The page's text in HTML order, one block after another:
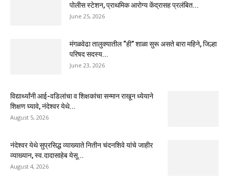
पोलीस स्टेशन, प्राथमिक आरोग्य केंद्रासह प्रलंबित...
June 25, 2026
मंगळवेढा तालुक्यातील “ही” शाळा सुरू असते बारा महिने, जिल्हा
परिषद सदस्य...
June 23, 2026
विद्यार्थ्यांनी आई-वडिलांचा व शिक्षकांचा सन्मान राखून ध्येयाने
शिक्षण घ्यावे, नंदेश्वर येथे...
August 5, 2026
नंदेश्वर येथे सुप्रसिद्ध व्याख्याते नितीन चंदनशिवे यांचे जाहीर
व्याख्यान, स्व.दादासाहेब येसू...
August 4, 2026